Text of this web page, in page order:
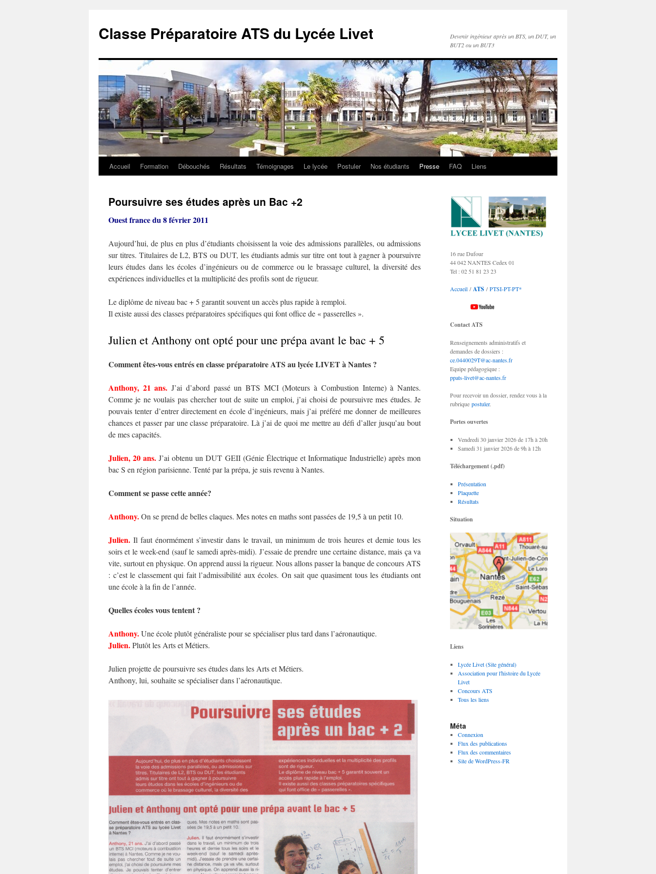
Classe Préparatoire ATS du Lycée Livet
Devenir ingénieur après un BTS, un DUT, un
BUT2 ou un BUT3
Aller
contenu
Accueil Formation Débouchés Résultats Témoignages Le lycée Postuler Nos étudiants Presse FAQ Liens
Poursuivre ses études après un Bac +2
Ouest france du 8 février 2011
Aujourd’hui, de plus en plus d’étudiants choisissent la voie des admissions parallèles, ou admissions
sur titres. Titulaires de L2, BTS ou DUT, les étudiants admis sur titre ont tout à gagner à poursuivre
leurs études dans les écoles d’ingénieurs ou de commerce ou le brassage culturel, la diversité des
expériences individuelles et la multiplicité des profils sont de rigueur.
Le diplôme de niveau bac + 5 garantit souvent un accès plus rapide à remploi.
Il existe aussi des classes préparatoires spécifiques qui font office de « passerelles ».
Julien et Anthony ont opté pour une prépa avant le bac + 5
Comment êtes-vous entrés en classe préparatoire ATS au lycée LIVET à Nantes ?
Anthony, 21 ans.J’ai d’abord passé un BTS MCI (Moteurs à Combustion Interne) à Nantes.
Comme je ne voulais pas chercher tout de suite un emploi, j’ai choisi de poursuivre mes études. Je
pouvais tenter d’entrer directement en école d’ingénieurs, mais j’ai préféré me donner de meilleures
chances et passer par une classe préparatoire. Là j’ai de quoi me mettre au défi d’aller jusqu’au bout
de mes capacités.
Julien, 20 ans.J’ai obtenu un DUT GEII (Génie Électrique et Informatique Industrielle) après mon
bac S en région parisienne. Tenté par la prépa, je suis revenu à Nantes.
Comment se passe cette année?
Anthony.On se prend de belles claques. Mes notes en maths sont passées de 19,5 à un petit 10.
Julien. Il faut énormément s’investir dans le travail, un minimum de trois heures et demie tous les
soirs et le week-end (sauf le samedi après-midi). J’essaie de prendre une certaine distance, mais ça va
vite, surtout en physique. On apprend aussi la rigueur. Nous allons passer la banque de concours ATS
: c’est le classement qui fait l’admissibilité aux écoles. On sait que quasiment tous les étudiants ont
une école à la fin de l’année.
Quelles écoles vous tentent ?
Anthony.Une école plutôt généraliste pour se spécialiser plus tard dans l’aéronautique.
Julien.Plutôt les Arts et Métiers.
Julien projette de poursuivre ses études dans les Arts et Métiers.
Anthony, lui, souhaite se spécialiser dans l’aéronautique.
16 rue Dufour
44 042 NANTES Cedex 01
Tel : 02 51 81 23 23
Accueil / ATS /PTSI-PT-PT*
Contact ATS
Renseignements administratifs et
demandes de dossiers :
ce.0440029T@ac-nantes.fr
Equipe pédagogique :
ppats-livet@ac-nantes.fr
Pour recevoir un dossier, rendez vous à la
rubrique postuler.
Portes ouvertes
Vendredi 30 janvier 2026 de 17h à 20h
Samedi 31 janvier 2026 de 9h à 12h
Téléchargement (.pdf)
Présentation
Plaquette
Résultats
Situation
Liens
Lycée Livet (Site général)
Association pour l'histoire du Lycée
Livet
Concours ATS
Tous les liens
Méta
Connexion
Flux des publications
Flux des commentaires
Site de WordPress-FR